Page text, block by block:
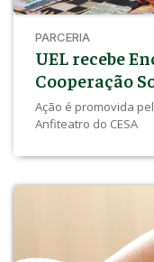
PARCERIA
UEL recebe
Cooperação
Ação é promovida
Anfiteatro do CESA